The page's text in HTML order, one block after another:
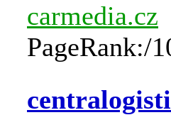
carmedia.cz
PageRank:/